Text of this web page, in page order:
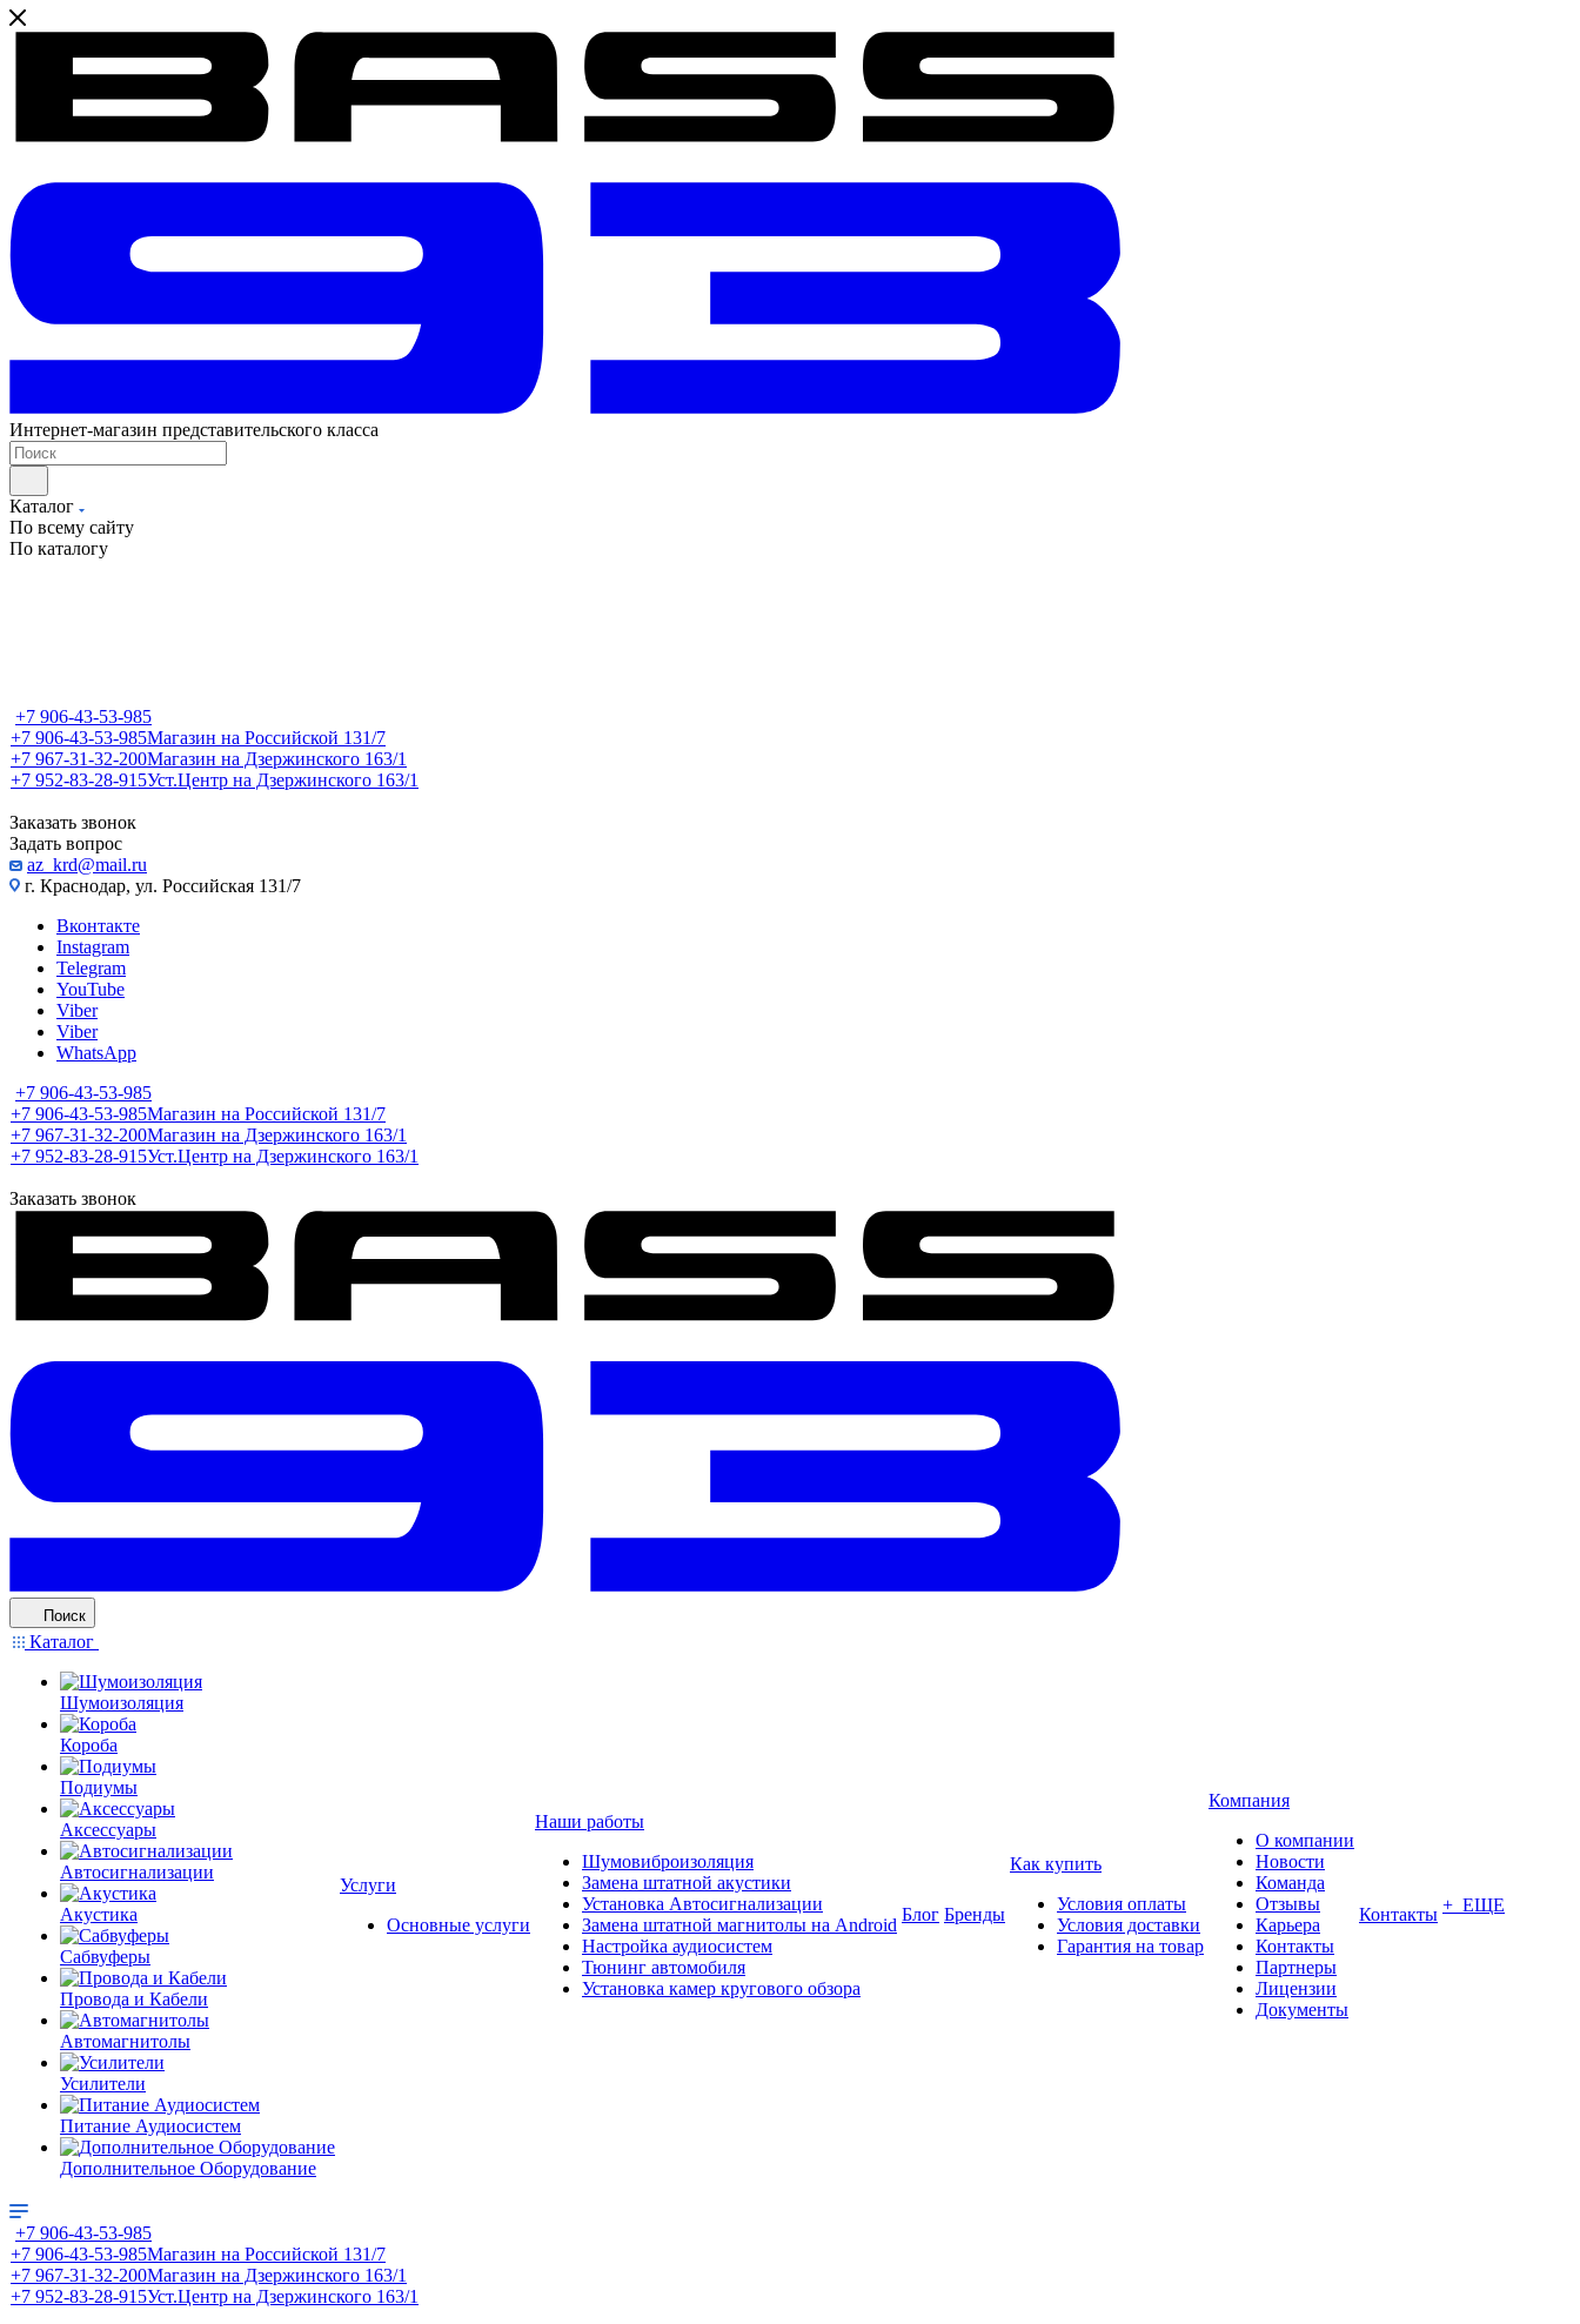
Интернет-магазин представительского класса
Каталог
По всему сайту
По каталогу
+7 906-43-53-985
+7 906-43-53-985Магазин на Российской 131/7
+7 967-31-32-200Магазин на Дзержинского 163/1
+7 952-83-28-915Уст.Центр на Дзержинского 163/1
Заказать звонок
Задать вопрос
az_krd@mail.ru
г. Краснодар, ул. Российская 131/7
Вконтакте
Instagram
Telegram
YouTube
Viber
Viber
WhatsApp
+7 906-43-53-985
+7 906-43-53-985Магазин на Российской 131/7
+7 967-31-32-200Магазин на Дзержинского 163/1
+7 952-83-28-915Уст.Центр на Дзержинского 163/1
Заказать звонок
Поиск
Каталог
Шумоизоляция
Короба
Подиумы
Аксессуары
Автосигнализации
Акустика
Сабвуферы
Провода и Кабели
Автомагнитолы
Усилители
Питание Аудиосистем
Дополнительное Оборудование
Услуги
Основные услуги
Наши работы
Шумовиброизоляция
Замена штатной акустики
Установка Автосигнализации
Замена штатной магнитолы на Android
Настройка аудиосистем
Тюнинг автомобиля
Установка камер кругового обзора
Блог Бренды
Как купить
Условия оплаты
Условия доставки
Гарантия на товар
Компания
О компании
Новости
Команда
Отзывы
Карьера
Контакты
Партнеры
Лицензии
Документы
Контакты + ЕЩЕ
+7 906-43-53-985
+7 906-43-53-985Магазин на Российской 131/7
+7 967-31-32-200Магазин на Дзержинского 163/1
+7 952-83-28-915Уст.Центр на Дзержинского 163/1